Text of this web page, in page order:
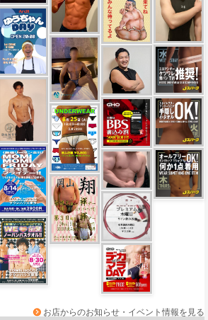
お店からのお知らせ・イベント情報を見る